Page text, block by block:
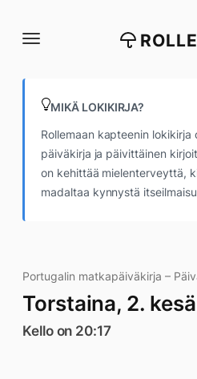
suoraan
MIKÄ LOKIKIRJA?
Rollemaan kapteenin lokikirja
päiväkirja ja päivittäinen
on kehittää mielenterveyttä,
madaltaa kynnystä
Portugalin matkapäiväkirja –
Torstaina, 2.
Kello on 20:17